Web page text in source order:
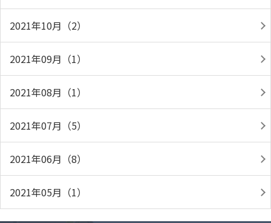
2021年10月（2）
2021年09月（1）
2021年08月（1）
2021年07月（5）
2021年06月（8）
2021年05月（1）